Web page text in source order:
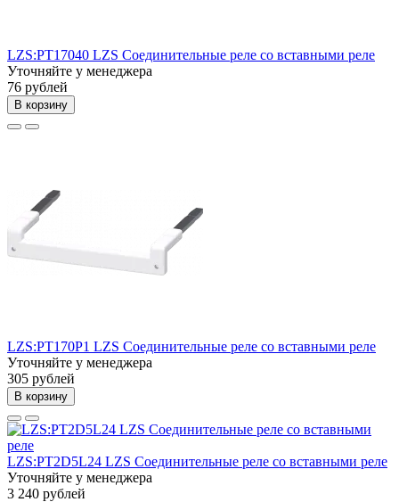
LZS:PT17040 LZS Соединительные реле со вставными реле
Уточняйте у менеджера
76 рублей
В корзину
LZS:PT170P1 LZS Соединительные реле со вставными реле
Уточняйте у менеджера
305 рублей
В корзину
LZS:PT2D5L24 LZS Соединительные реле со вставными реле
Уточняйте у менеджера
3 240 рублей